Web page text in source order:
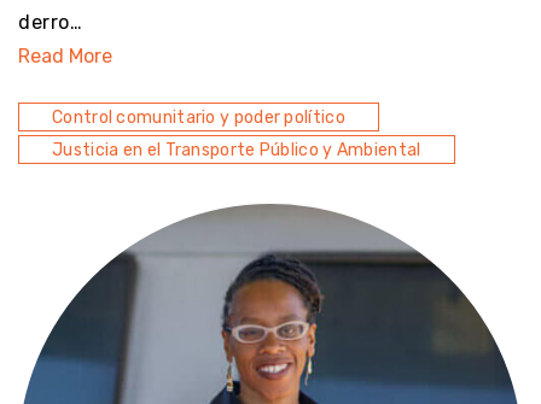
derro…
Read More
Control comunitario y poder político
Justicia en el Transporte Público y Ambiental